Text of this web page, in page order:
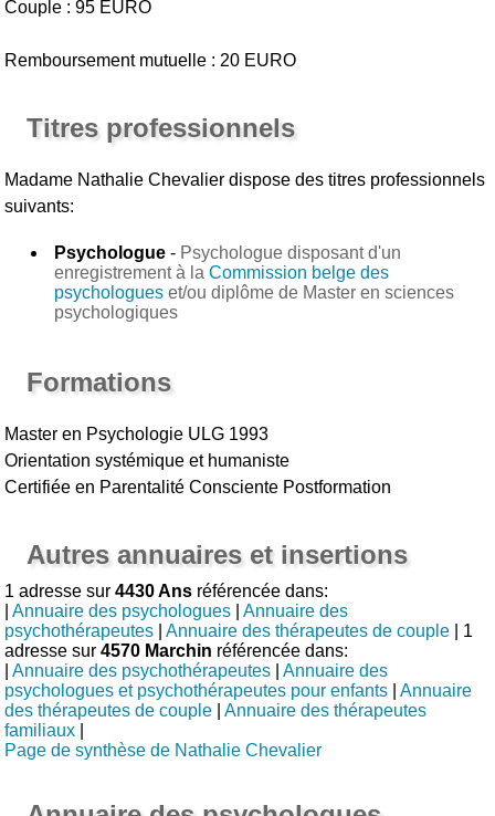
Couple : 95 EURO
Remboursement mutuelle : 20 EURO
Titres professionnels
Madame Nathalie Chevalier dispose des titres professionnels
suivants:
Psychologue - Psychologue disposant d'un
enregistrement à laCommission belge des
psychologues et/ou diplôme de Master en sciences
psychologiques
Formations
Master en Psychologie ULG 1993
Orientation systémique et humaniste
Certifiée en Parentalité Consciente Postformation
Autres annuaires et insertions
1 adresse sur4430 Ans référencée dans:
|Annuaire des psychologues |Annuaire des
psychothérapeutes |Annuaire des thérapeutes de couple | 1
adresse sur4570 Marchin référencée dans:
|Annuaire des psychothérapeutes |Annuaire des
psychologues et psychothérapeutes pour enfants |Annuaire
des thérapeutes de couple |Annuaire des thérapeutes
familiaux
Page de synthèse de Nathalie Chevalier